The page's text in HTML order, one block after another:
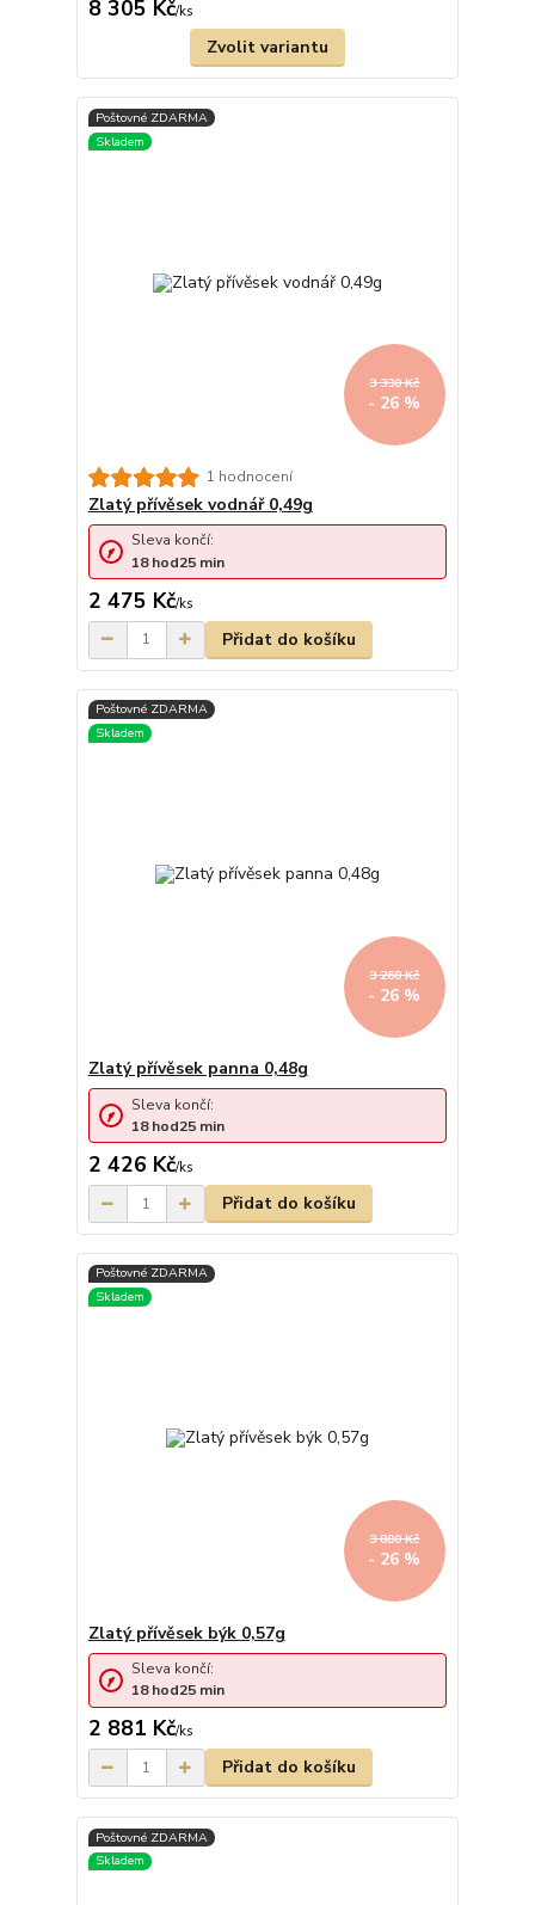
8 305 Kč/ks
Zvolit variantu
3 330 Kč
- 26 %
1 hodnocení
Zlatý přívěsek vodnář 0,49g
2 475 Kč/ks
Sleva končí:
18hod25 min
Přidat do košíku
3 260 Kč
- 26 %
Zlatý přívěsek panna 0,48g
2 426 Kč/ks
Sleva končí:
18hod25 min
Přidat do košíku
3 880 Kč
- 26 %
Zlatý přívěsek býk 0,57g
2 881 Kč/ks
Sleva končí:
18hod25 min
Přidat do košíku